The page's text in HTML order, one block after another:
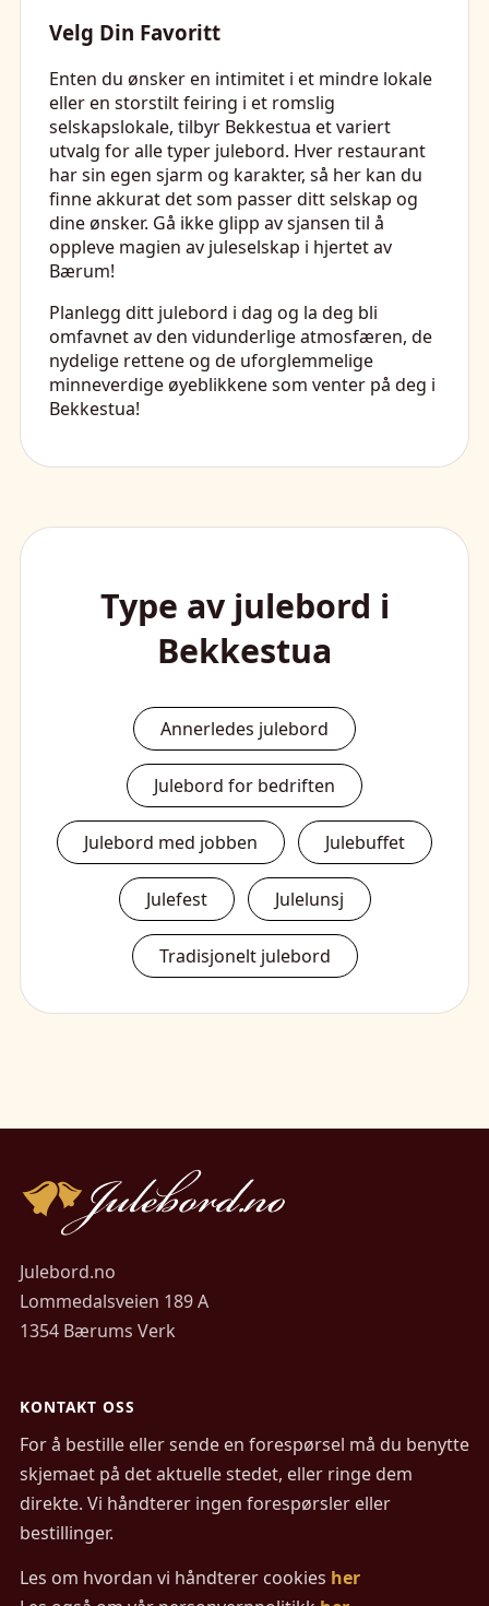
Velg Din Favoritt
Enten du ønsker en intimitet i et mindre lokale
eller en storstilt feiring i et romslig
selskapslokale, tilbyr Bekkestua et variert
utvalg for alle typer julebord. Hver restaurant
har sin egen sjarm og karakter, så her kan du
finne akkurat det som passer ditt selskap og
dine ønsker. Gå ikke glipp av sjansen til å
oppleve magien av juleselskap i hjertet av
Bærum!
Planlegg ditt julebord i dag og la deg bli
omfavnet av den vidunderlige atmosfæren, de
nydelige rettene og de uforglemmelige
minneverdige øyeblikkene som venter på deg i
Bekkestua!
Type av julebord i
Bekkestua
Annerledes julebord
Julebord for bedriften
Julebord med jobben Julebuffet
Julefest Julelunsj
Tradisjonelt julebord
Julebord.no
Lommedalsveien 189 A
1354 Bærums Verk
KONTAKT OSS
For å bestille eller sende en forespørsel må du benytte
skjemaet på det aktuelle stedet, eller ringe dem
direkte. Vi håndterer ingen forespørsler eller
bestillinger.
Les om hvordan vi håndterer cookies her